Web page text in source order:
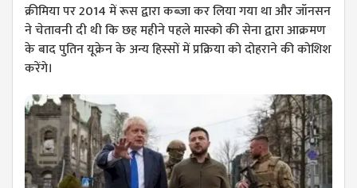
क्रीमिया पर 2014 में रूस द्वारा कब्जा कर लिया गया था और जॉनसन
ने चेतावनी दी थी कि छह महीने पहले मास्को की सेना द्वारा आक्रमण
के बाद पुतिन यूक्रेन के अन्य हिस्सों में प्रक्रिया को दोहराने की कोशिश
करेंगे।